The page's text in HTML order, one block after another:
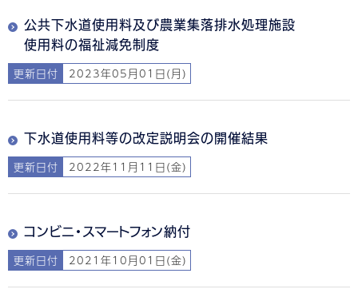
公共下水道使用料及び農業集落排水処理施設
使用料の福祉減免制度
更新日付 2023年05月01日(月)
下水道使用料等の改定説明会の開催結果
更新日付 2022年11月11日(金)
コンビニ・スマートフォン納付
更新日付 2021年10月01日(金)